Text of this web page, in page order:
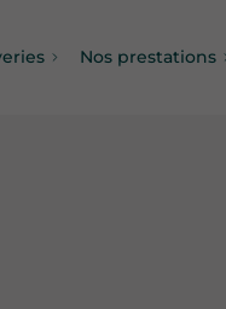
Nos prestations